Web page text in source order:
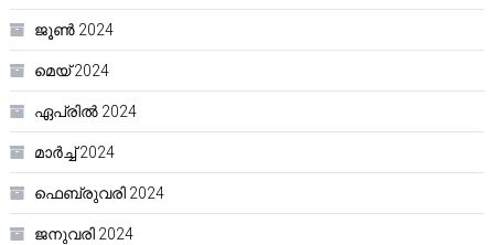
ജൂൺ 2024
മെയ്‌ 2024
ഏപ്രിൽ 2024
മാർച്ച്‌ 2024
ഫെബ്രുവരി 2024
ജനുവരി 2024